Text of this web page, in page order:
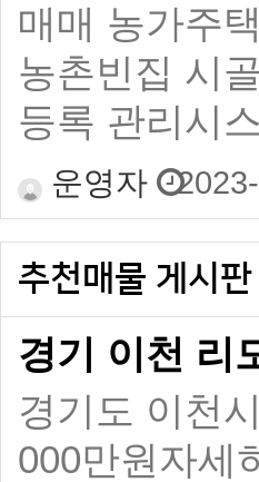
매매 농가주
농촌빈집 시
등록 관리시
운영자
추천매물 게시
경기 이천 리
경기도 이천
000만원자세